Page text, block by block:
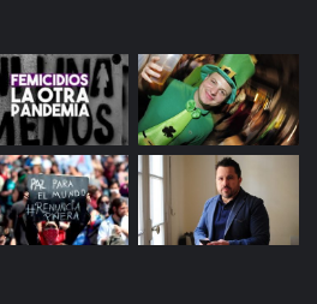
con respecto al
hace un paréntesis
se trata de tener la idea fija con
Lo que desde Juntos por
hacer y se logró, es poner
y política un tema del que no
el porqué, como país,